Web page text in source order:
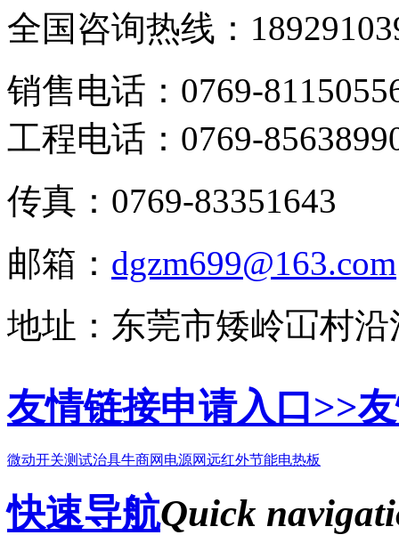
全国咨询热线：
销售电话：0769-
工程电话：0769-
传真：0769-83351643
邮箱： dgzm699@163.com
地址：东莞市矮岭冚村沿
友情链接申请入口>>
微动开关测试治具牛商网 电源网远红外节能电热板
快速导航Quick